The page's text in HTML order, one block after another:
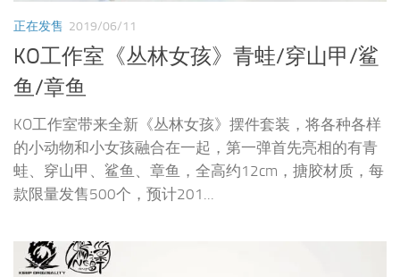
正在发售 2019/06/11
KO工作室《丛林女孩》青蛙/穿山甲/鲨
鱼/章鱼
KO工作室带来全新《丛林女孩》摆件套装，将各种各样
的小动物和小女孩融合在一起，第一弹首先亮相的有青
蛙、穿山甲、鲨鱼、章鱼，全高约12cm，搪胶材质，每
款限量发售500个，预计201...